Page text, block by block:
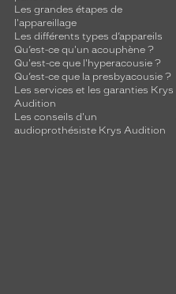
Les grandes étapes de
l'appareillage
Les différents types d’appareils
Qu’est-ce qu'un acouphène ?
Qu'est-ce que l'hyperacousie ?
Qu’est-ce que la presbyacousie ?
Les services et les garanties Krys
Audition
Les conseils d'un
audioprothésiste Krys Audition